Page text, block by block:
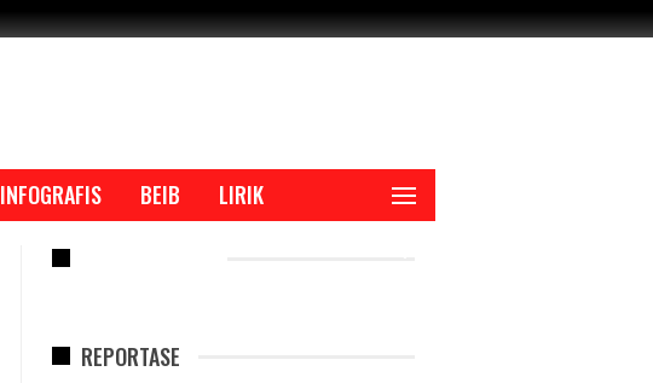
INFOGRAFIS BEIB LIRIK
REPORTASE